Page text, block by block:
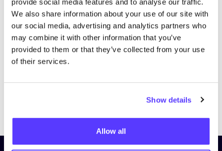
provide social media features and to analyse our traffic.
We also share information about your use of our site with
our social media, advertising and analytics partners who
may combine it with other information that you’ve
provided to them or that they’ve collected from your use
of their services.
Show details
Allow all
PreviousNext